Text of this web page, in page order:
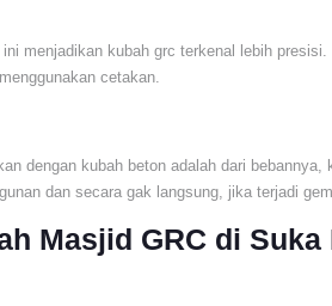
menjadikan kubah grc terkenal lebih
cetakan.
dengan kubah beton adalah dari
dan secara gak langsung, jika terjadi
Masjid GRC di Suka